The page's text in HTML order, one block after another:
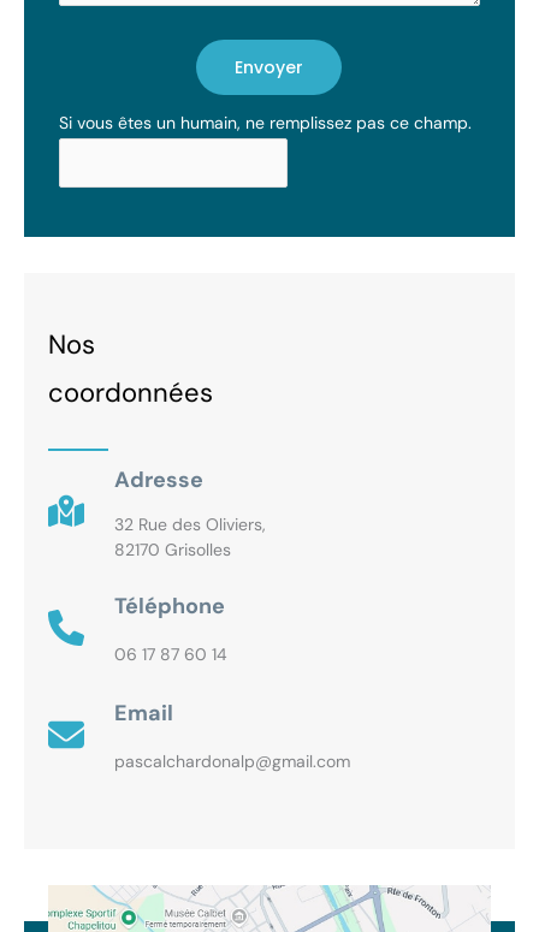
Envoyer
Si vous êtes un humain, ne remplissez pas ce champ.
Nos
coordonnées
Adresse
32 Rue des Oliviers,
82170 Grisolles
Téléphone
06 17 87 60 14
Email
pascalchardonalp@gmail.com